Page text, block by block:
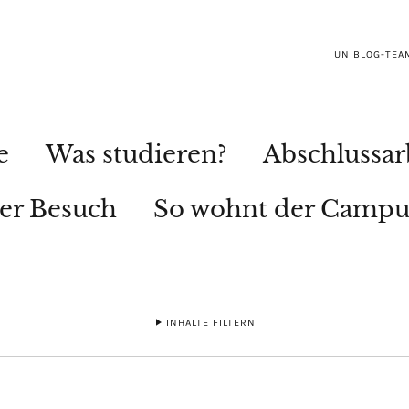
UNIBLOG-
Was studieren?
Besuch
So wohnt der
INHALTE FILTERN